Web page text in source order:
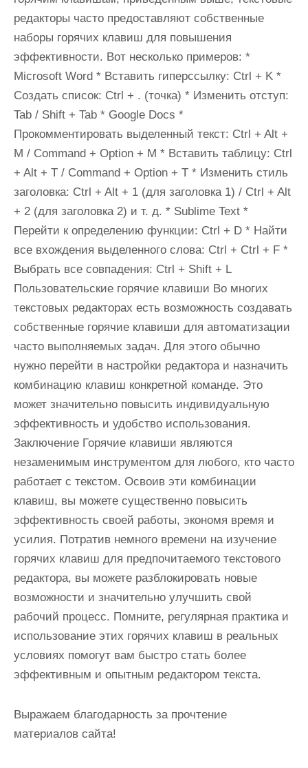
редакторы часто предоставляют собственные
наборы горячих клавиш для повышения
эффективности. Вот несколько примеров: *
Microsoft Word * Вставить гиперссылку: Ctrl + K *
Создать список: Ctrl + . (точка) * Изменить отступ:
Tab / Shift + Tab * Google Docs *
Прокомментировать выделенный текст: Ctrl + Alt +
M / Command + Option + M * Вставить таблицу: Ctrl
+ Alt + T / Command + Option + T * Изменить стиль
заголовка: Ctrl + Alt + 1 (для заголовка 1) / Ctrl + Alt
+ 2 (для заголовка 2) и т. д. * Sublime Text *
Перейти к определению функции: Ctrl + D * Найти
все вхождения выделенного слова: Ctrl + Ctrl + F *
Выбрать все совпадения: Ctrl + Shift + L
Пользовательские горячие клавиши Во многих
текстовых редакторах есть возможность создавать
собственные горячие клавиши для автоматизации
часто выполняемых задач. Для этого обычно
нужно перейти в настройки редактора и назначить
комбинацию клавиш конкретной команде. Это
может значительно повысить индивидуальную
эффективность и удобство использования.
Заключение Горячие клавиши являются
незаменимым инструментом для любого, кто часто
работает с текстом. Освоив эти комбинации
клавиш, вы можете существенно повысить
эффективность своей работы, экономя время и
усилия. Потратив немного времени на изучение
горячих клавиш для предпочитаемого текстового
редактора, вы можете разблокировать новые
возможности и значительно улучшить свой
рабочий процесс. Помните, регулярная практика и
использование этих горячих клавиш в реальных
условиях помогут вам быстро стать более
эффективным и опытным редактором текста.
Выражаем благодарность за прочтение
материалов сайта!